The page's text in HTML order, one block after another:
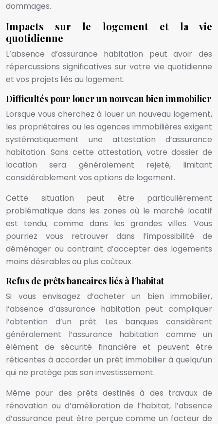
dommages.
Impacts sur le logement et la vie
quotidienne
L’absence d’assurance habitation peut avoir des
répercussions significatives sur votre vie quotidienne
et vos projets liés au logement.
Difficultés pour louer un nouveau bien immobilier
Lorsque vous cherchez à louer un nouveau logement,
les propriétaires ou les agences immobilières exigent
systématiquement une attestation d’assurance
habitation. Sans cette attestation, votre dossier de
location sera généralement rejeté, limitant
considérablement vos options de logement.
Cette situation peut être particulièrement
problématique dans les zones où le marché locatif
est tendu, comme dans les grandes villes. Vous
pourriez vous retrouver dans l’impossibilité de
déménager ou contraint d’accepter des logements
moins désirables ou plus coûteux.
Refus de prêts bancaires liés à l’habitat
Si vous envisagez d’acheter un bien immobilier,
l’absence d’assurance habitation peut compliquer
l’obtention d’un prêt. Les banques considèrent
généralement l’assurance habitation comme un
élément de sécurité financière et peuvent être
réticentes à accorder un prêt immobilier à quelqu’un
qui ne protège pas son investissement.
Même pour des prêts destinés à des travaux de
rénovation ou d’amélioration de l’habitat, l’absence
d’assurance peut être perçue comme un facteur de